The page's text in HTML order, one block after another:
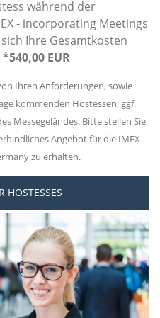
während der
- incorporating Meetings
Ihre Gesamtkosten
*540,00 EUR
Ihren Anforderungen, sowie
kommenden Hostessen, ggf.
Messegeländes. Bitte stellen Sie
Angebot für die IMEX -
zu erhalten.
HOSTESSES